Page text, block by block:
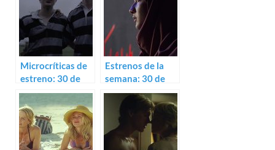
Microcríticas de
estreno: 30 de
mayo (2014)
Estrenos de la
semana: 30 de
abril (2021)